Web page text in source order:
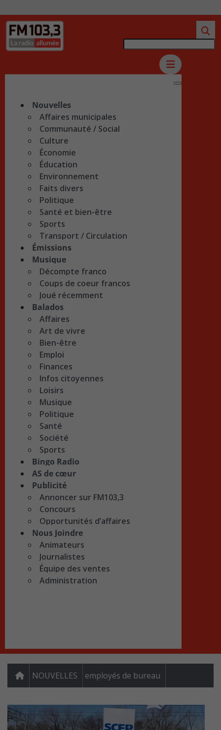
Nouvelles
Affaires municipales
Communauté / Social
Culture
Économie
Éducation
Environnement
Faits divers
Politique
Santé et bien-être
Sports
Transport / Circulation
Émissions
Musique
Décompte franco
Coups de coeur francos
Joué récemment
Balados
Affaires
Art de vivre
Bien-être
Emploi
Finances
Infos citoyennes
Loisirs
Musique
Politique
Santé
Société
Sports
Bingo Radio
AS de cœur
Publicité
Annoncer sur FM103,3
Concours
Opportunités d’affaires
Nous Joindre
Animateurs
Journalistes
Équipe des ventes
Administration
NOUVELLES employés de bureau